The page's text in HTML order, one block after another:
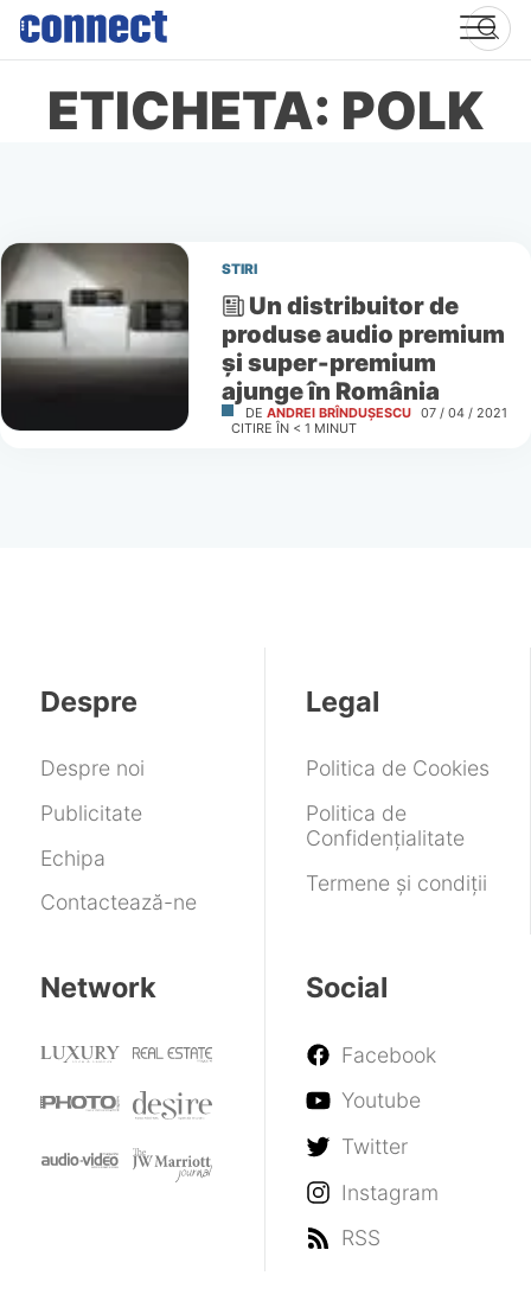
Skip
content
ETICHETA: POLK
STIRI
Un distribuitor de
produse audio premium
și super-premium
ajunge în România
DE ANDREI BRÎNDUȘESCU 07 / 04 / 2021
CITIRE ÎN < 1 MINUT
Despre
Despre noi
Publicitate
Echipa
Contactează-ne
Legal
Politica de Cookies
Politica de
Confidențialitate
Termene și condiții
Network Social
Facebook
Youtube
Twitter
Instagram
RSS